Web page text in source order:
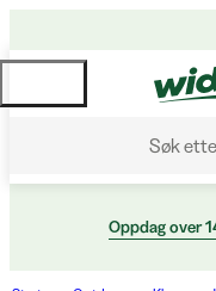
Søk
Oppdag over